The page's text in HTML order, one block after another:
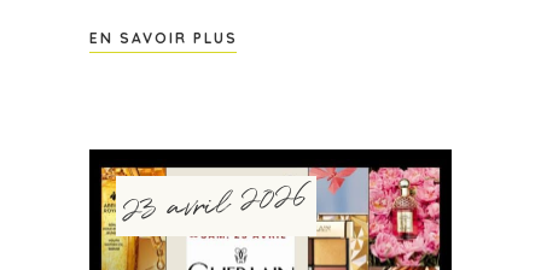
EN SAVOIR PLUS
23 avril 2026